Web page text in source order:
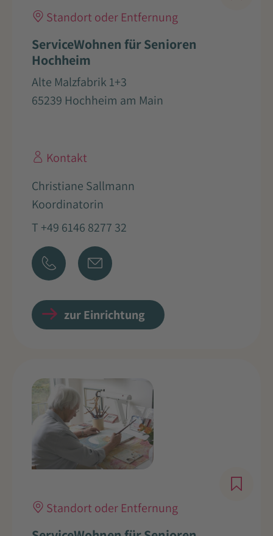
Standort oder Entfernung
ServiceWohnen für Senioren
Hochheim
Alte Malzfabrik 1+3
65239 Hochheim am Main
Kontakt
Christiane Sallmann
Koordinatorin
T +49 6146 8277 32
zur Einrichtung
Standort oder Entfernung